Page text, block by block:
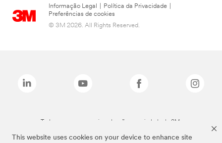
This website uses cookies on your device to enhance site
Informação Legal Política da Privacidade
Preferências de cookies
© 3M 2026. All Rights Reserved.
Todas as marcas mencionadas são propriedade da 3M.